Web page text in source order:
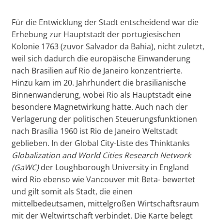
Für die Entwicklung der Stadt entscheidend war die
Erhebung zur Hauptstadt der portugiesischen
Kolonie 1763 (zuvor Salvador da Bahia), nicht zuletzt,
weil sich dadurch die europäische Einwanderung
nach Brasilien auf Rio de Janeiro konzentrierte.
Hinzu kam im 20. Jahrhundert die brasilianische
Binnenwanderung, wobei Rio als Hauptstadt eine
besondere Magnetwirkung hatte. Auch nach der
Verlagerung der politischen Steuerungsfunktionen
nach Brasília 1960 ist Rio de Janeiro Weltstadt
geblieben. In der Global City-Liste des Thinktanks
Globalization and World Cities Research Network
(GaWC)der Loughborough University in England
wird Rio ebenso wie Vancouver mit Beta- bewertet
und gilt somit als Stadt, die einen
mittelbedeutsamen, mittelgroßen Wirtschaftsraum
mit der Weltwirtschaft verbindet. Die Karte belegt